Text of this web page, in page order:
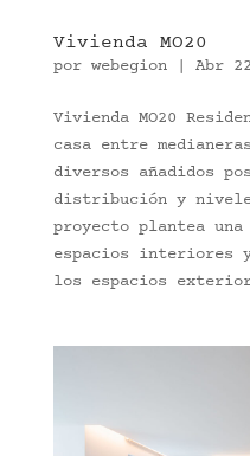
Vivienda MO20
por webegion| Abr
Vivienda MO20
casa entre
diversos añadidos
distribución y
proyecto plantea
espacios interiores
los espacios